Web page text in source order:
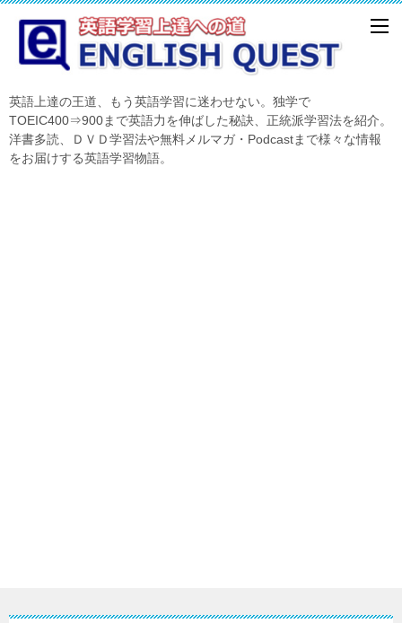
英語上達の王道、もう英語学習に迷わせない。独学で
TOEIC400⇒900まで英語力を伸ばした秘訣、正統派学習法を紹介。
洋書多読、ＤＶＤ学習法や無料メルマガ・Podcastまで様々な情報
をお届けする英語学習物語。